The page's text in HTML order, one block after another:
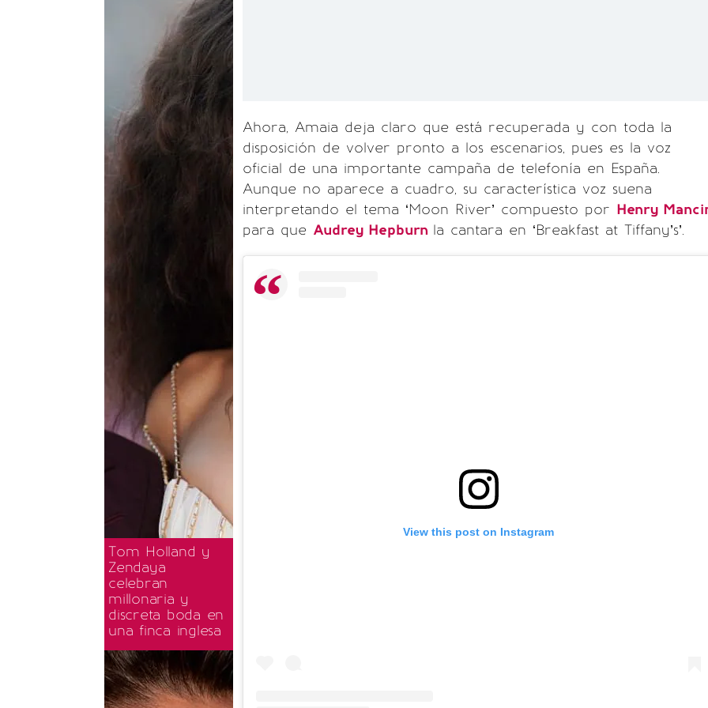
Tom Holland y
Zendaya
celebran
millonaria y
discreta boda en
una finca inglesa
Ahora, Amaia deja claro que está recuperada y con toda la
disposición de volver pronto a los escenarios, pues es la voz
oficial de una importante campaña de telefonía en España.
Aunque no aparece a cuadro, su característica voz suena
interpretando el tema ‘Moon River’ compuesto por Henry
para que Audrey Hepburn la cantara en ‘Breakfast at Tiffany’s’.
View this post on Instagram